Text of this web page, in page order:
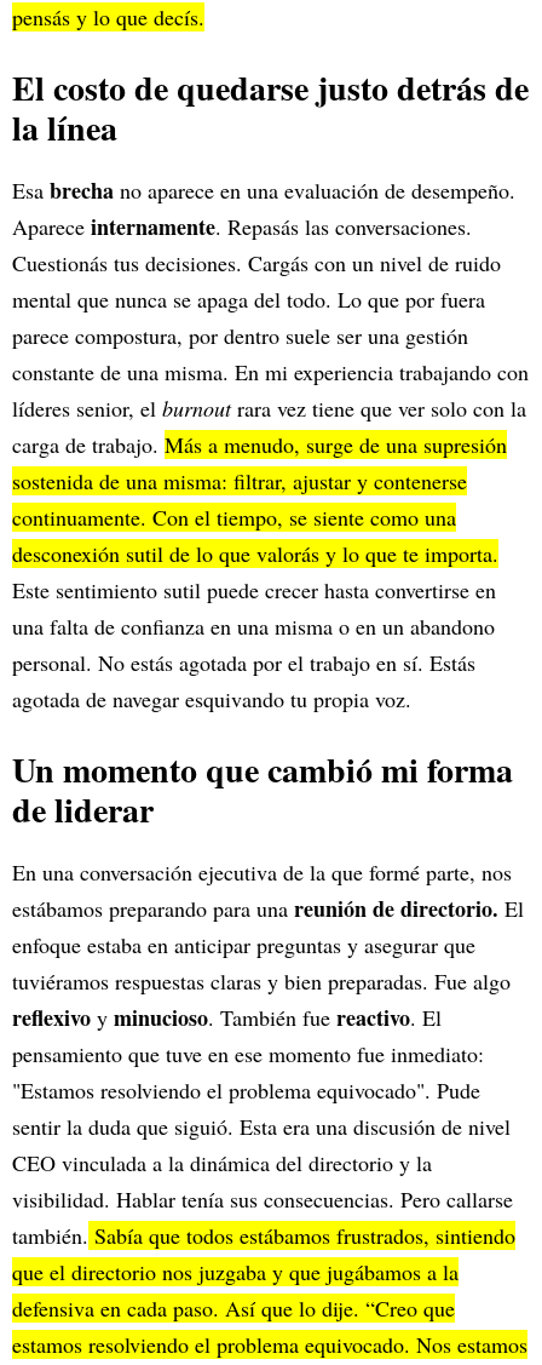
pensás y lo que decís.
El costo de quedarse justo detrás de
la línea
Esa brecha no aparece en una evaluación de desempeño.
Aparece internamente. Repasás las conversaciones.
Cuestionás tus decisiones. Cargás con un nivel de ruido
mental que nunca se apaga del todo. Lo que por fuera
parece compostura, por dentro suele ser una gestión
constante de una misma. En mi experiencia trabajando con
líderes senior, el burnoutrara vez tiene que ver solo con la
carga de trabajo. Más a menudo, surge de una supresión
sostenida de una misma: filtrar, ajustar y contenerse
continuamente. Con el tiempo, se siente como una
desconexión sutil de lo que valorás y lo que te importa.
Este sentimiento sutil puede crecer hasta convertirse en
una falta de confianza en una misma o en un abandono
personal. No estás agotada por el trabajo en sí. Estás
agotada de navegar esquivando tu propia voz.
Un momento que cambió mi forma
de liderar
En una conversación ejecutiva de la que formé parte, nos
estábamos preparando para una reunión de directorio. El
enfoque estaba en anticipar preguntas y asegurar que
tuviéramos respuestas claras y bien preparadas. Fue algo
reflexivo y minucioso. También fue reactivo. El
pensamiento que tuve en ese momento fue inmediato:
"Estamos resolviendo el problema equivocado". Pude
sentir la duda que siguió. Esta era una discusión de nivel
CEO vinculada a la dinámica del directorio y la
visibilidad. Hablar tenía sus consecuencias. Pero callarse
también. Sabía que todos estábamos frustrados, sintiendo
que el directorio nos juzgaba y que jugábamos a la
defensiva en cada paso. Así que lo dije. “Creo que
estamos resolviendo el problema equivocado. Nos estamos